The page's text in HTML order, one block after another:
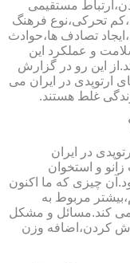
مستقیمی
تحرکی،نوع فرهنگ
تصادف ها،حوادث
و عملکرد این
این رو در گزارش
ارتوپدی در ایران می
غلط هستند.
در ایران
و استخوان
چیزی که ما اکنون
مربوط به
کند.مسائل و مشکل
کردن،اضافه وزن